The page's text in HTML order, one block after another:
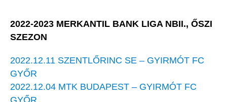
2022-2023 MERKANTIL BANK LIGA NBII., ŐSZI
SZEZON
2022.12.11 SZENTLŐRINC SE – GYIRMÓT FC
GYŐR
2022.12.04 MTK BUDAPEST – GYIRMÓT FC